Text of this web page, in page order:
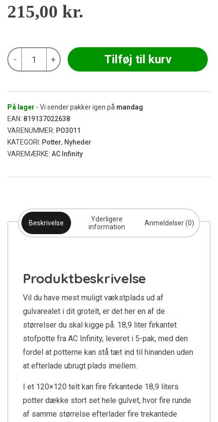
215,00 kr.
-
AC
Infinity
-
Square
Fabric
Pots
(5-
Pack)
18,9L
+ Tilføj til kurv
På lager - Vi sender pakker igen på mandag
EAN: 819137022638
VARENUMMER: PO3011
KATEGORI: Potter, Nyheder
VAREMÆRKE: AC Infinity
Beskrivelse
Yderligere
information
Anmeldelser (0)
Produktbeskrivelse
Vil du have mest muligt vækstplads ud af
gulvarealet i dit grotelt, er det her en af de
størrelser du skal kigge på. 18,9 liter firkantet
stofpotte fra AC Infinity, leveret i 5-pak, med den
fordel at potterne kan stå tæt ind til hinanden uden
at efterlade ubrugt plads imellem.
I et 120×120 telt kan fire firkantede 18,9 liters
potter dække stort set hele gulvet, hvor fire runde
af samme størrelse efterlader fire trekantede